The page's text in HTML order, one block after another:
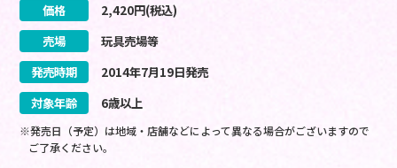
価格 2,420円(税込)
売場
玩具売場等
発売時期
2014年7月19日発売
対象年齢
6歳以上
※発売日（予定）は地域・店舗などによって異なる場合がございますので
ご了承ください。